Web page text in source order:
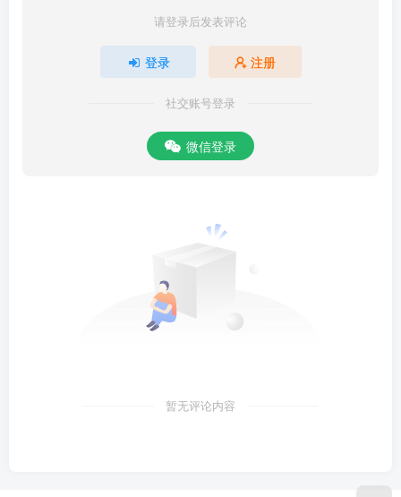
请登录后发表评论
登录 注册
社交账号登录
微信登录
暂无评论内容